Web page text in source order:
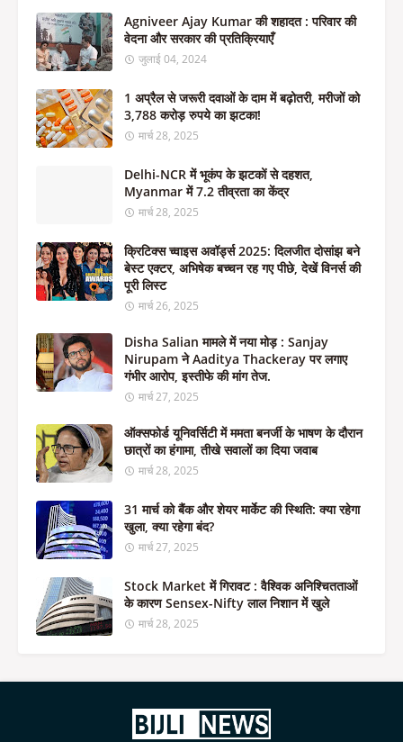
Agniveer Ajay Kumar की शहादत : परिवार की
वेदना और सरकार की प्रतिक्रियाएँ
जुलाई 04, 2024
1 अप्रैल से जरूरी दवाओं के दाम में बढ़ोतरी, मरीजों को
3,788 करोड़ रुपये का झटका!
मार्च 28, 2025
Delhi-NCR में भूकंप के झटकों से दहशत,
Myanmar में 7.2 तीव्रता का केंद्र
मार्च 28, 2025
क्रिटिक्स च्वाइस अवॉर्ड्स 2025: दिलजीत दोसांझ बने
बेस्ट एक्टर, अभिषेक बच्चन रह गए पीछे, देखें विनर्स की
पूरी लिस्ट
मार्च 26, 2025
Disha Salian मामले में नया मोड़ : Sanjay
Nirupam ने Aaditya Thackeray पर लगाए
गंभीर आरोप, इस्तीफे की मांग तेज.
मार्च 27, 2025
ऑक्सफोर्ड यूनिवर्सिटी में ममता बनर्जी के भाषण के दौरान
छात्रों का हंगामा, तीखे सवालों का दिया जवाब
मार्च 28, 2025
31 मार्च को बैंक और शेयर मार्केट की स्थिति: क्या रहेगा
खुला, क्या रहेगा बंद?
मार्च 27, 2025
Stock Market में गिरावट : वैश्विक अनिश्चितताओं
के कारण Sensex-Nifty लाल निशान में खुले
मार्च 28, 2025